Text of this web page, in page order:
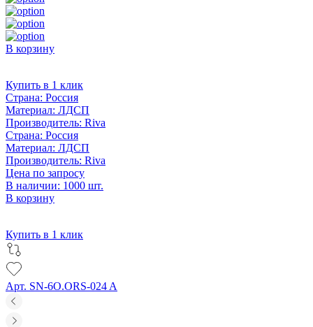
В корзину
Купить в 1 клик
Страна: Россия
Материал: ЛДСП
Производитель: Riva
Страна: Россия
Материал: ЛДСП
Производитель: Riva
Цена по запросу
В наличии: 1000 шт.
В корзину
Купить в 1 клик
Арт. SN-6O.ORS-024 A